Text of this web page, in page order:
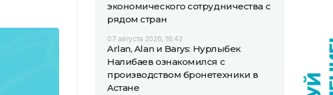
экономического сотрудничества с
рядом стран
07 августа 2026, 16:42
Arlan, Alan и Barys: Нурлыбек
Налибаев ознакомился с
производством бронетехники в
Астане